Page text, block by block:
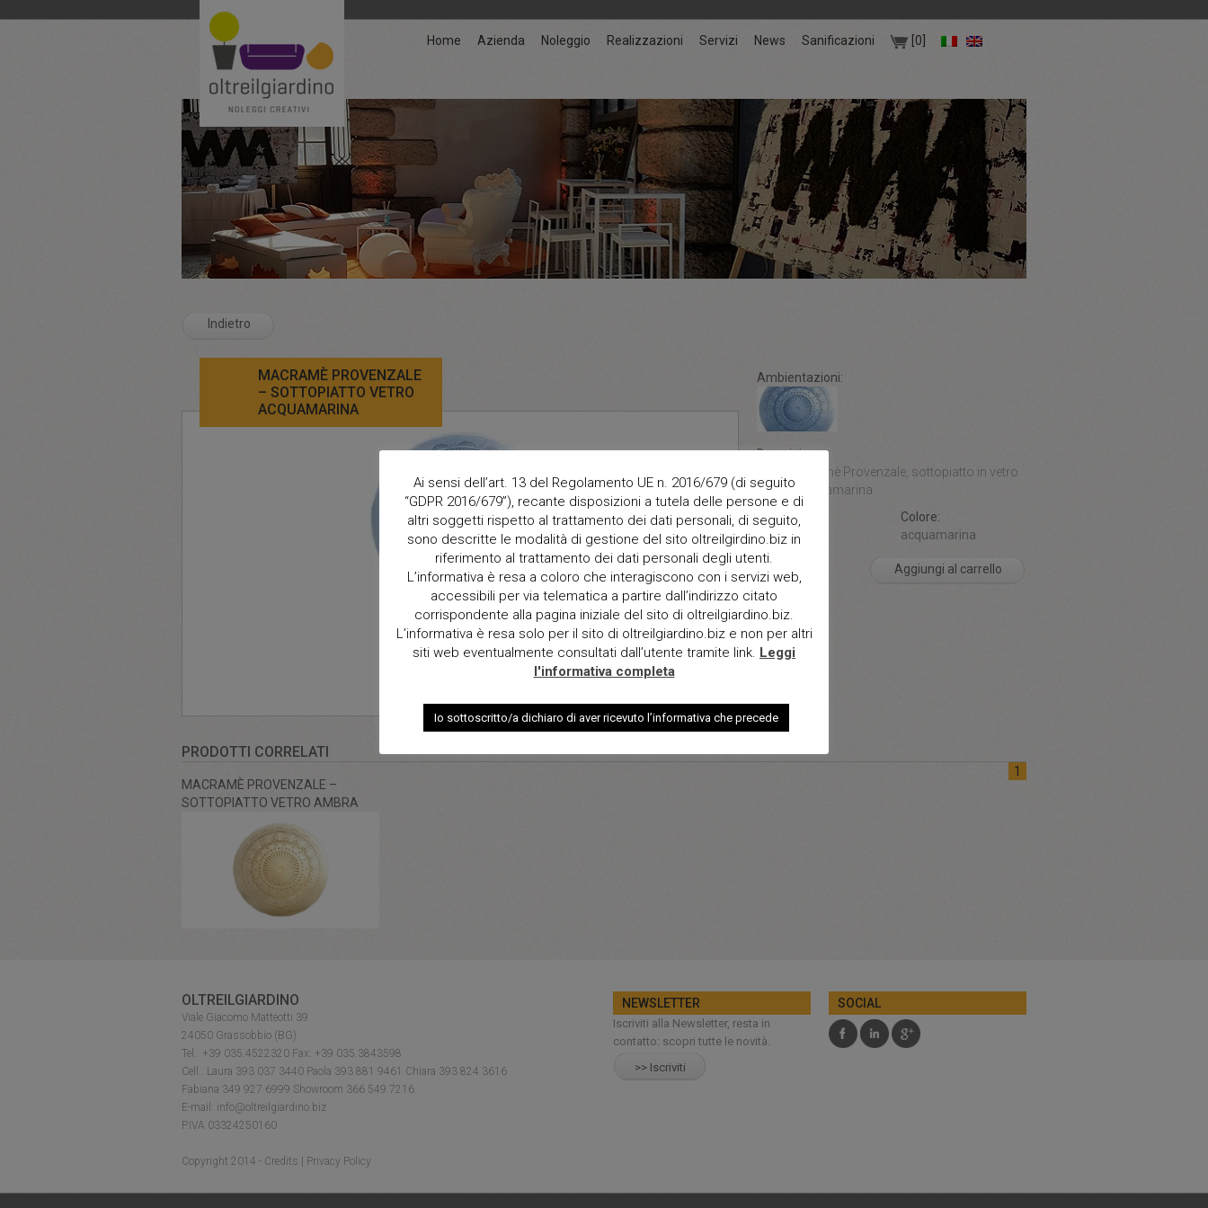
Home Azienda Noleggio Realizzazioni Servizi News Sanificazioni [0]
Indietro
MACRAMÈ PROVENZALE
– SOTTOPIATTO VETRO
ACQUAMARINA
Ambientazioni:
Descrizione:
linea Macramè Provenzale, sottopiatto in vetro
colore acquamarina.
Dimensioni:
diam 28 cm
Colore:
acquamarina
Qt. Aggiungi al carrello
PRODOTTI CORRELATI
1
MACRAMÈ PROVENZALE –
SOTTOPIATTO VETRO AMBRA
OLTREILGIARDINO
Viale Giacomo Matteotti 39
24050 Grassobbio (BG)
Tel.: +39 035.4522320 Fax: +39 035.3843598
Cell.: Laura 393 037 3440 Paola 393 881 9461 Chiara 393 824 3616
Fabiana 349 927 6999 Showroom 366 549 7216
E-mail: info@oltreilgiardino.biz
P.IVA 03324250160
Copyright 2014 - Credits Privacy Policy
NEWSLETTER
Iscriviti alla Newsletter, resta in
contatto: scopri tutte le novità.
>> Iscriviti
SOCIAL
Ai sensi dell’art. 13 del Regolamento UE n. 2016/679 (di seguito
“GDPR 2016/679”), recante disposizioni a tutela delle persone e di
altri soggetti rispetto al trattamento dei dati personali, di seguito,
sono descritte le modalità di gestione del sito oltreilgirdino.biz in
riferimento al trattamento dei dati personali degli utenti.
L’informativa è resa a coloro che interagiscono con i servizi web,
accessibili per via telematica a partire dall’indirizzo citato
corrispondente alla pagina iniziale del sito di oltreilgiardino.biz.
L’informativa è resa solo per il sito di oltreilgiardino.biz e non per altri
siti web eventualmente consultati dall’utente tramite link. Leggi
l'informativa completa
Io sottoscritto/a dichiaro di aver ricevuto l’informativa che precede